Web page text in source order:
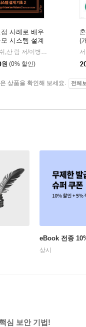
사례로 배우
시스템 설계
인사이트
원 (0% 할인)
(
상품을 확인해 보세요. 전체
eBook 전종
상시
심 보안 기법!